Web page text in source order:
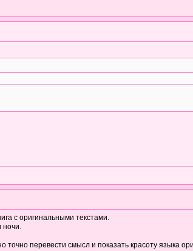
с оригинальными текстами.
ночи.
перевести смысл и показать красоту языка